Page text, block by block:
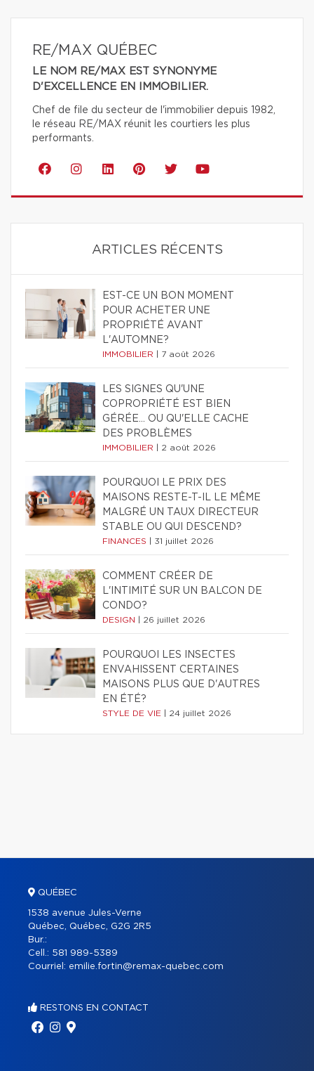
RE/MAX QUÉBEC
LE NOM RE/MAX EST SYNONYME
D'EXCELLENCE EN IMMOBILIER.
Chef de file du secteur de l'immobilier depuis 1982,
le réseau RE/MAX réunit les courtiers les plus
performants.
ARTICLES RÉCENTS
EST-CE UN BON MOMENT
POUR ACHETER UNE
PROPRIÉTÉ AVANT
L'AUTOMNE?
IMMOBILIER 7 août 2026
LES SIGNES QU'UNE
COPROPRIÉTÉ EST BIEN
GÉRÉE… OU QU'ELLE CACHE
DES PROBLÈMES
IMMOBILIER 2 août 2026
POURQUOI LE PRIX DES
MAISONS RESTE-T-IL LE MÊME
MALGRÉ UN TAUX DIRECTEUR
STABLE OU QUI DESCEND?
FINANCES 31 juillet 2026
COMMENT CRÉER DE
L'INTIMITÉ SUR UN BALCON DE
CONDO?
DESIGN 26 juillet 2026
POURQUOI LES INSECTES
ENVAHISSENT CERTAINES
MAISONS PLUS QUE D'AUTRES
EN ÉTÉ?
STYLE DE VIE 24 juillet 2026
QUÉBEC
1538 avenue Jules-Verne
Québec, Québec, G2G 2R5
Bur.:
Cell.: 581 989-5389
Courriel: emilie.fortin@remax-quebec.com
RESTONS EN CONTACT